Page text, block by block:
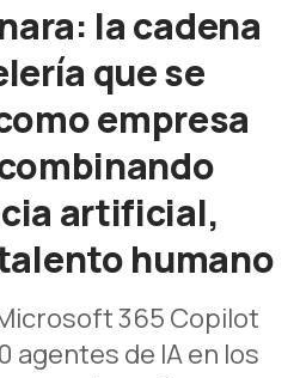
la cadena
que se
empresa
artificial,
humano
365 Copilot
agentes de IA en los